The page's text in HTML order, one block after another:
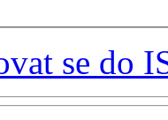
se do